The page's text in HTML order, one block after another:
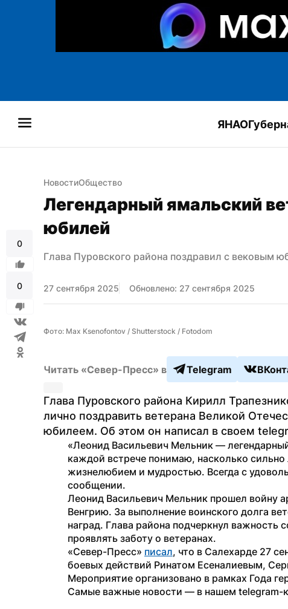
ЯНАО
0
0
НовостиОбщество
Легендарный ямальский
юбилей
Глава Пуровского района поздравил с вековым
27 сентября 2025 Обновлено: 27 сентября 2025
Фото: Max Ksenofontov / Shutterstock / Fotodom
Читать «Север-Пресс» в Telegram
Глава Пуровского района Кирилл
лично поздравить ветерана Великой
юбилеем. Об этом он написал в своем
«Леонид Васильевич Мельник —
каждой встрече понимаю, насколько
жизнелюбием и мудростью. Всегда с
сообщении.
Леонид Васильевич Мельник прошел войну
Венгрию. За выполнение воинского долга
наград. Глава района подчеркнул важность
проявлять заботу о ветеранах.
«Север-Пресс» писал, что в Салехарде 27
боевых действий Ринатом Есеналиевым,
Мероприятие организовано в рамках Года
Самые важные новости — в нашем telegram-